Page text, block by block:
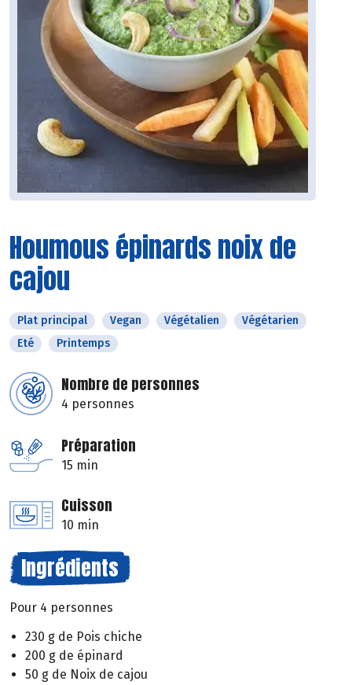
Houmous épinards noix de
cajou
Plat principal Vegan Végétalien
Végétarien
Eté
Printemps
Nombre de personnes
4 personnes
Préparation
15 min
Cuisson
10 min
Ingrédients
Pour 4 personnes
230 g de Pois chiche
200 g de épinard
50 g de Noix de cajou